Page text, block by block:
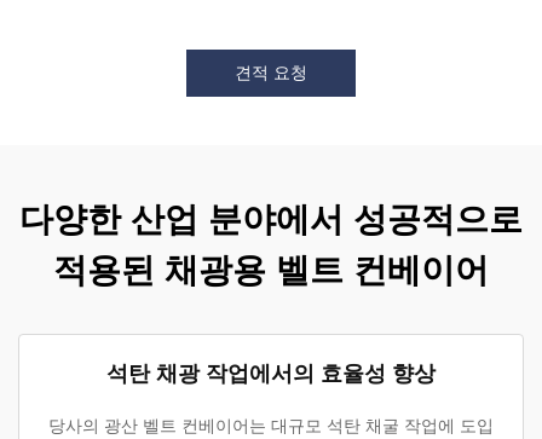
견적 요청
다양한 산업 분야에서 성공적으로
적용된 채광용 벨트 컨베이어
석탄 채광 작업에서의 효율성 향상
당사의 광산 벨트 컨베이어는 대규모 석탄 채굴 작업에 도입